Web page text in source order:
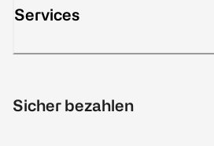
Services
Sicher bezahlen